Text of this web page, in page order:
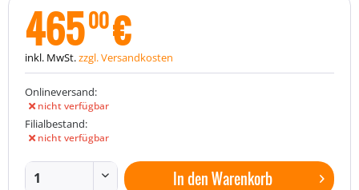
46500€
inkl. MwSt.zzgl. Versandkosten
Onlineversand:
nicht verfügbar
Filialbestand:
nicht verfügbar
In denWarenkorb